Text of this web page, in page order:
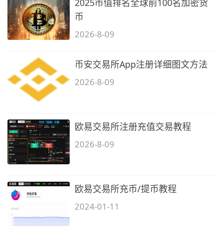
币
2026-8-09
币安交易所App注册详细图文方法
2026-8-09
欧易交易所注册充值交易教程
2026-8-09
欧易交易所充币/提币教程
2024-01-11